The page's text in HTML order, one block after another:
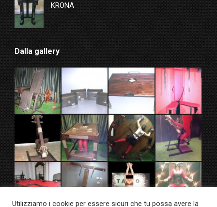
KRONA
Dalla gallery
Utilizziamo i cookie per essere sicuri che tu possa avere la